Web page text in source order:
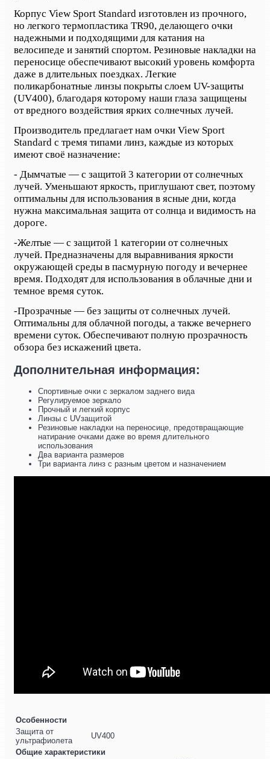
Корпус View Sport Standard изготовлен из прочного,
но легкого термопластика TR90, делающего очки
надежными и подходящими для катания на
велосипеде и занятий спортом. Резиновые накладки на
переносице обеспечивают высокий уровень комфорта
даже в длительных поездках. Легкие
поликарбонатные линзы покрыты слоем UV-защиты
(UV400), благодаря которому наши глаза защищены
от вредного воздействия ярких солнечных лучей.
Производитель предлагает нам очки View Sport
Standard с тремя типами линз, каждые из которых
имеют своё назначение:
- Дымчатые — с защитой 3 категории от солнечных
лучей. Уменьшают яркость, приглушают свет, поэтому
оптимальны для использования в ясные дни, когда
нужна максимальная защита от солнца и видимость на
дороге.
-Желтые — с защитой 1 категории от солнечных
лучей. Предназначены для выравнивания яркости
окружающей среды в пасмурную погоду и вечернее
время. Подходят для использования в облачные дни и
темное время суток.
-Прозрачные — без защиты от солнечных лучей.
Оптимальны для облачной погоды, а также вечернего
времени суток. Обеспечивают полную прозрачность
обзора без искажений цвета.
Дополнительная информация:
Спортивные очки с зеркалом заднего вида
Регулируемое зеркало
Прочный и легкий корпус
Линзы с UVзащитой
Резиновые накладки на переносице, предотвращающие
натирание очками даже во время длительного
использования
Два варианта размеров
Три варианта линз с разным цветом и назначением
Особенности
Защита от
ультрафиолета
UV400
Общие характеристики